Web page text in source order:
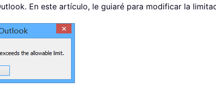
En este artículo, le guiaré para modificar la